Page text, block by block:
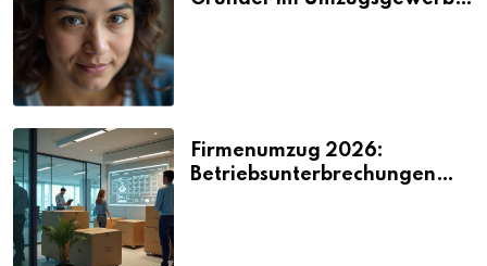
Firmenumzug 2026:
Betriebsunterbrechungen